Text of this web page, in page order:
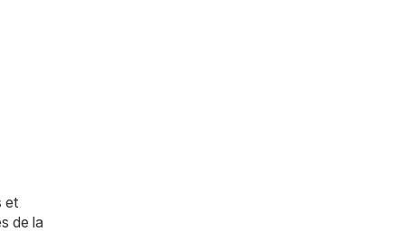
et
de la